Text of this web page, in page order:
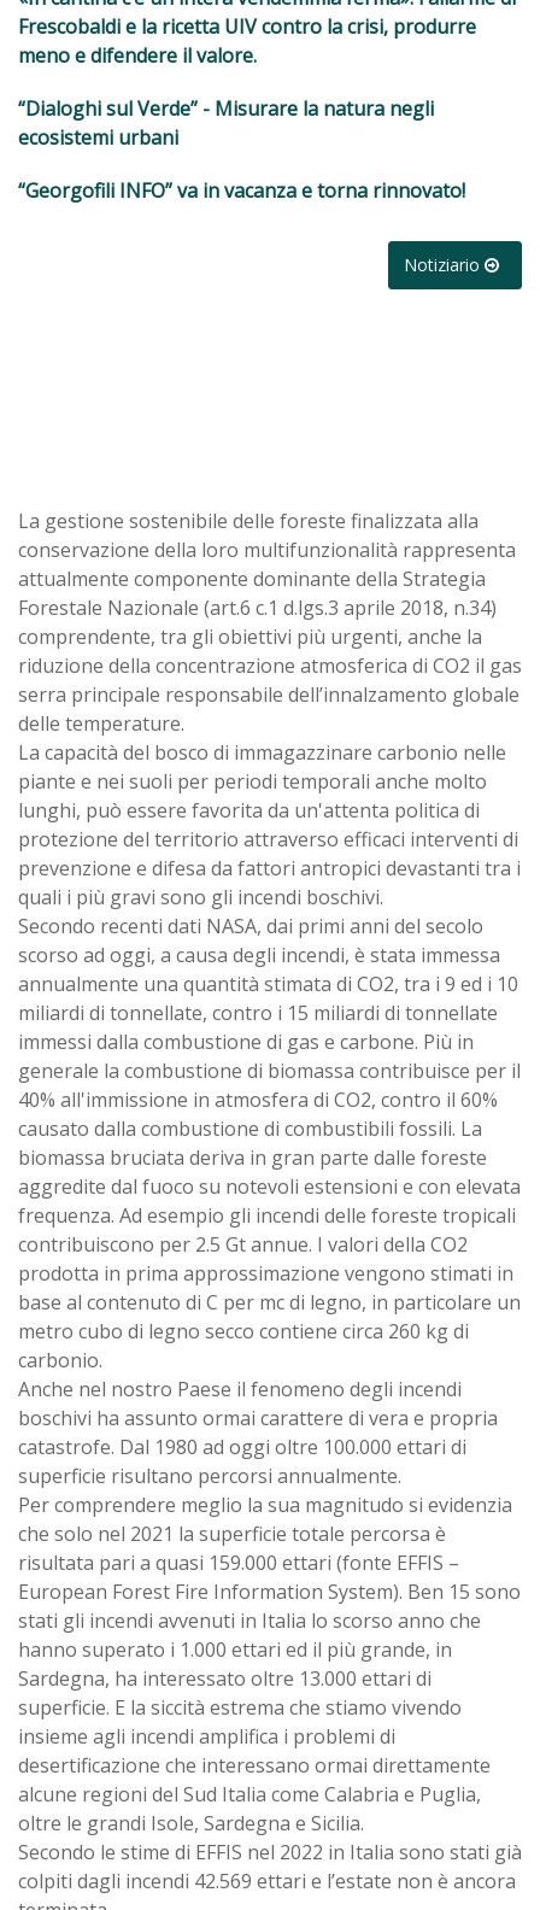
Frescobaldi e la ricetta UIV contro la crisi, produrre
meno e difendere il valore.
“Dialoghi sul Verde” - Misurare la natura negli
ecosistemi urbani
“Georgofili INFO” va in vacanza e torna rinnovato!
Notiziario
La gestione sostenibile delle foreste finalizzata alla
conservazione della loro multifunzionalità rappresenta
attualmente componente dominante della Strategia
Forestale Nazionale (art.6 c.1 d.lgs.3 aprile 2018, n.34)
comprendente, tra gli obiettivi più urgenti, anche la
riduzione della concentrazione atmosferica di CO2 il gas
serra principale responsabile dell’innalzamento globale
delle temperature.
La capacità del bosco di immagazzinare carbonio nelle
piante e nei suoli per periodi temporali anche molto
lunghi, può essere favorita da un'attenta politica di
protezione del territorio attraverso efficaci interventi di
prevenzione e difesa da fattori antropici devastanti tra i
quali i più gravi sono gli incendi boschivi.
Secondo recenti dati NASA, dai primi anni del secolo
scorso ad oggi, a causa degli incendi, è stata immessa
annualmente una quantità stimata di CO2, tra i 9 ed i 10
miliardi di tonnellate, contro i 15 miliardi di tonnellate
immessi dalla combustione di gas e carbone. Più in
generale la combustione di biomassa contribuisce per il
40% all'immissione in atmosfera di CO2, contro il 60%
causato dalla combustione di combustibili fossili. La
biomassa bruciata deriva in gran parte dalle foreste
aggredite dal fuoco su notevoli estensioni e con elevata
frequenza. Ad esempio gli incendi delle foreste tropicali
contribuiscono per 2.5 Gt annue. I valori della CO2
prodotta in prima approssimazione vengono stimati in
base al contenuto di C per mc di legno, in particolare un
metro cubo di legno secco contiene circa 260 kg di
carbonio.
Anche nel nostro Paese il fenomeno degli incendi
boschivi ha assunto ormai carattere di vera e propria
catastrofe. Dal 1980 ad oggi oltre 100.000 ettari di
superficie risultano percorsi annualmente.
Per comprendere meglio la sua magnitudo si evidenzia
che solo nel 2021 la superficie totale percorsa è
risultata pari a quasi 159.000 ettari (fonte EFFIS –
European Forest Fire Information System). Ben 15 sono
stati gli incendi avvenuti in Italia lo scorso anno che
hanno superato i 1.000 ettari ed il più grande, in
Sardegna, ha interessato oltre 13.000 ettari di
superficie. E la siccità estrema che stiamo vivendo
insieme agli incendi amplifica i problemi di
desertificazione che interessano ormai direttamente
alcune regioni del Sud Italia come Calabria e Puglia,
oltre le grandi Isole, Sardegna e Sicilia.
Secondo le stime di EFFIS nel 2022 in Italia sono stati già
colpiti dagli incendi 42.569 ettari e l’estate non è ancora